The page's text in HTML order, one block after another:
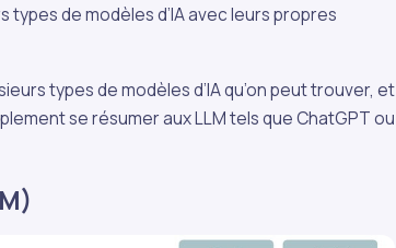
types de modèles d’IA avec leurs propres
types de modèles d’IA qu’on peut trouver, et
se résumer aux LLM tels que ChatGPT ou